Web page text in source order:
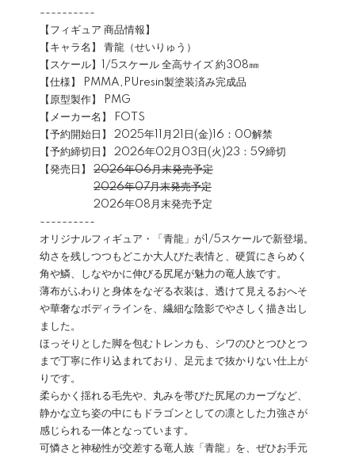
----------
【フィギュア 商品情報】
【キャラ名】 青龍（せいりゅう）
【スケール】1/5スケール 全高サイズ 約308㎜
【仕様】 PMMA,PUresin製塗装済み完成品
【原型製作】 PMG
【メーカー名】 FOTS
【予約開始日】 2025年11月21日(金)16：00解禁
【予約締切日】 2026年02月03日(火)23：59締切
【発売日】 2026年06月末発売予定
2026年07月末発売予定
2026年08月末発売予定
----------
オリジナルフィギュア・「青龍」が1/5スケールで新登場。
幼さを残しつつもどこか大人びた表情と、硬質にきらめく
角や鱗、しなやかに伸びる尻尾が魅力の竜人族です。
薄布がふわりと身体をなぞる衣装は、透けて見えるおへそ
や華奢なボディラインを、繊細な陰影でやさしく描き出し
ました。
ほっそりとした脚を包むトレンカも、シワのひとつひとつ
まで丁寧に作り込まれており、足元まで抜かりない仕上が
りです。
柔らかく揺れる毛先や、丸みを帯びた尻尾のカーブなど、
静かな立ち姿の中にもドラゴンとしての凛とした力強さが
感じられる一体となっています。
可憐さと神秘性が交差する竜人族「青龍」を、ぜひお手元